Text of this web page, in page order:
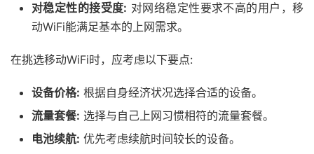
对稳定性的接受度: 对网络稳定性要求不高的用户，移
动WiFi能满足基本的上网需求。
在挑选移动WiFi时，应考虑以下要点:
设备价格: 根据自身经济状况选择合适的设备。
流量套餐: 选择与自己上网习惯相符的流量套餐。
电池续航: 优先考虑续航时间较长的设备。